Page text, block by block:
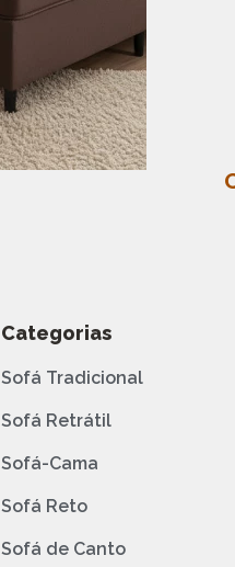
Categorias
Sofá Tradicional
Sofá Retrátil
Sofá-Cama
Sofá Reto
Sofá de Canto